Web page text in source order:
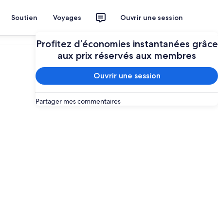
Soutien Voyages Ouvrir une session
Profitez d’économies instantanées grâce
aux prix réservés aux membres
Ouvrir une session
Partager mes commentaires
Planifier mon voyage